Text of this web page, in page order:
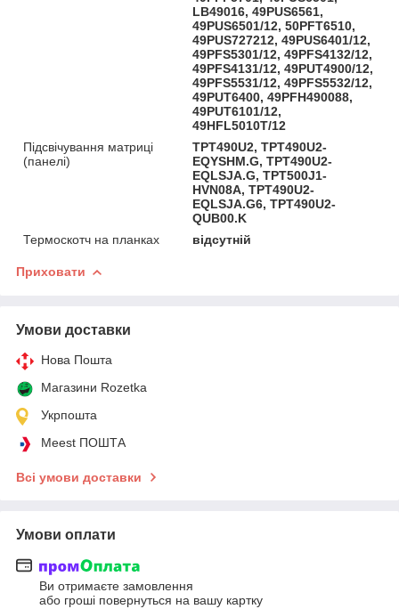
LB49016, 49PUS6561,
49PUS6501/12, 50PFT6510,
49PUS727212, 49PUS6401/12,
49PFS5301/12, 49PFS4132/12,
49PFS4131/12, 49PUT4900/12,
49PFS5531/12, 49PFS5532/12,
49PUT6400, 49PFH490088,
49PUT6101/12,
49HFL5010T/12
Підсвічування матриці
(панелі)
TPT490U2, TPT490U2-
EQYSHM.G, TPT490U2-
EQLSJA.G, TPT500J1-
HVN08A, TPT490U2-
EQLSJA.G6, TPT490U2-
QUB00.K
Термоскотч на планках
відсутній
Приховати
Умови доставки
Нова Пошта
Магазини Rozetka
Укрпошта
Meest ПОШТА
Всі умови доставки
Умови оплати
Ви отримаєте замовлення
або гроші повернуться на вашу картку